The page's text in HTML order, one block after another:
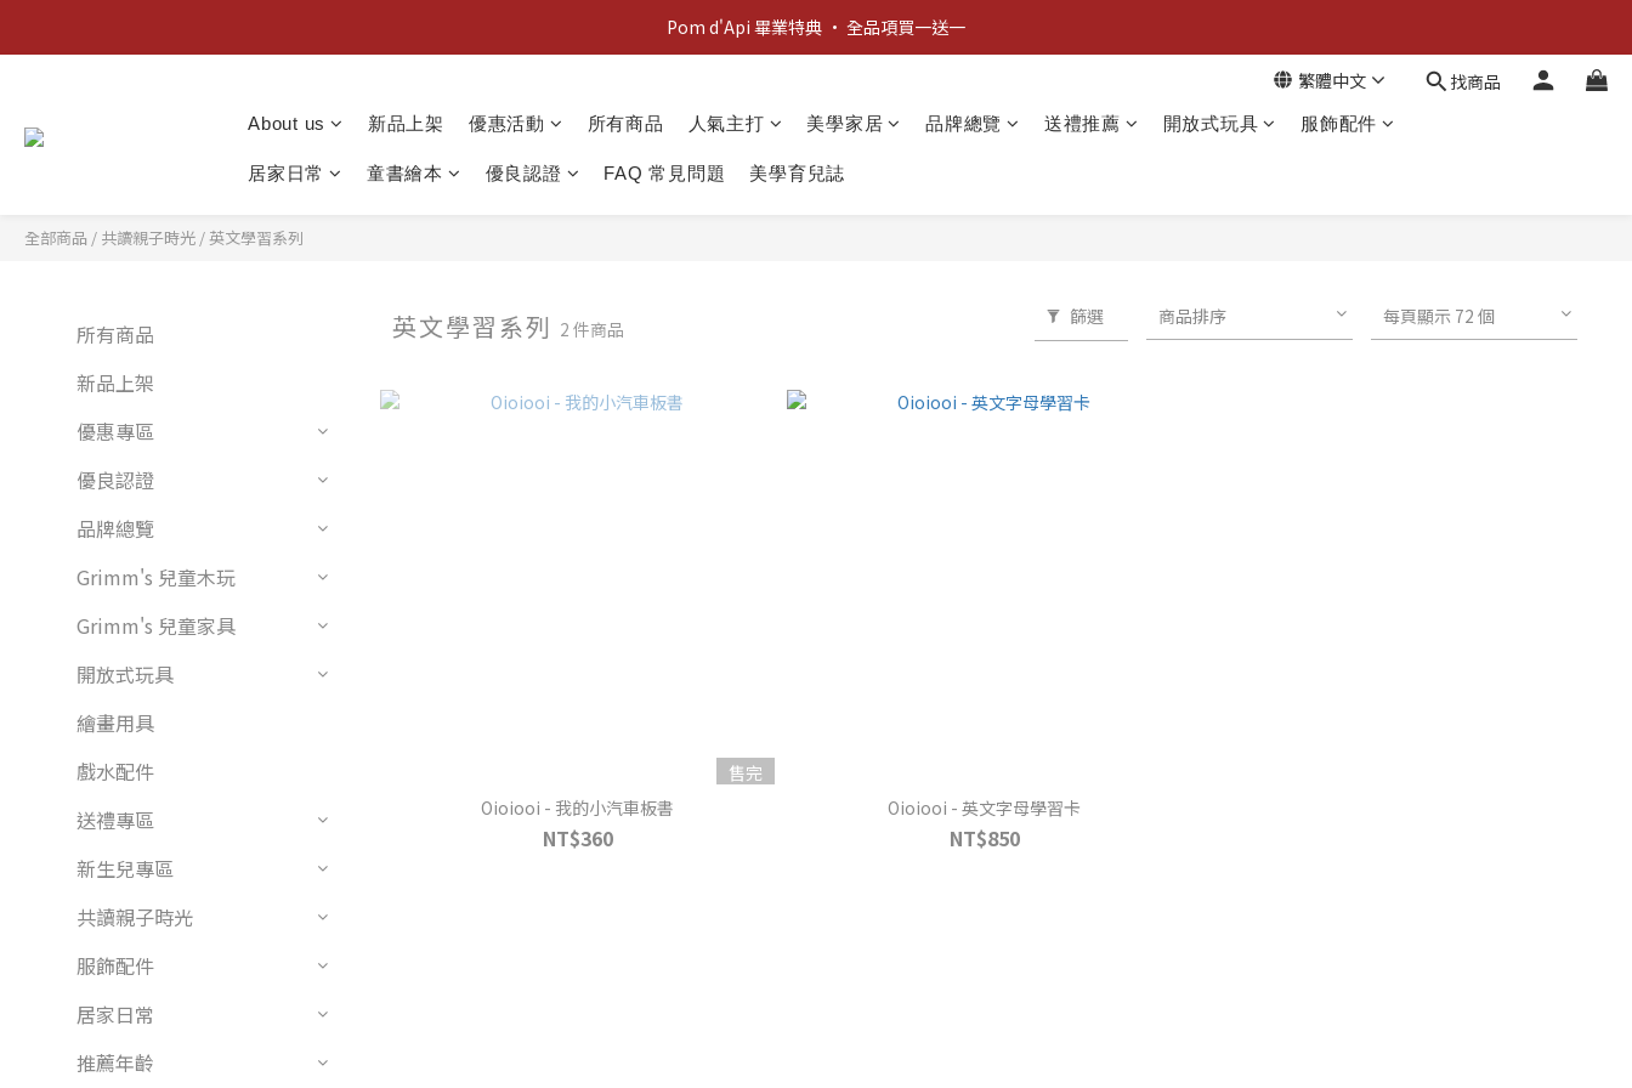
新客歡迎禮：輸入 "welcome10" 享首單九折！
Pom d'Api 畢業特典 · 全品項買一送一
繁體中文 找商品
About us 新品上架 優惠活動 所有商品 人氣主打 美學家居 品牌總覽 送禮推薦 開放式玩具 服飾配件
居家日常 童書繪本 優良認證 FAQ 常見問題 美學育兒誌
全部商品 / 共讀親子時光 /英文學習系列
所有商品
新品上架
優惠專區
優良認證
品牌總覽
Grimm's 兒童木玩
Grimm's 兒童家具
開放式玩具
繪畫用具
戲水配件
送禮專區
新生兒專區
共讀親子時光
服飾配件
居家日常
推薦年齡
英文學習系列 2 件商品
篩選 商品排序 每頁顯示 72 個
售完
Oioiooi - 我的小汽車板書
NT$360
Oioiooi - 英文字母學習卡
NT$850